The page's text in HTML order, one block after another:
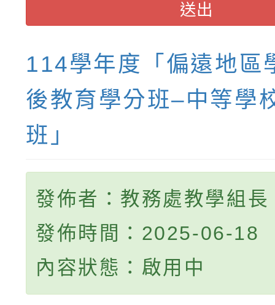
送出
114學年度「偏遠地區
後教育學分班–中等學
班」
發佈者：教務處教學組長
發佈時間：2025-06-18
內容狀態：啟用中